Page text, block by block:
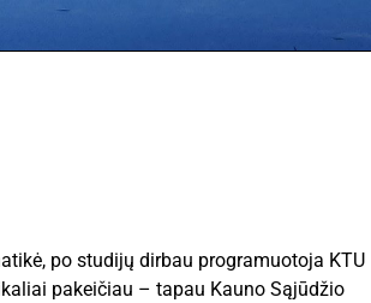
po studijų dirbau programuotoja KTU
pakeičiau – tapau Kauno Sąjūdžio